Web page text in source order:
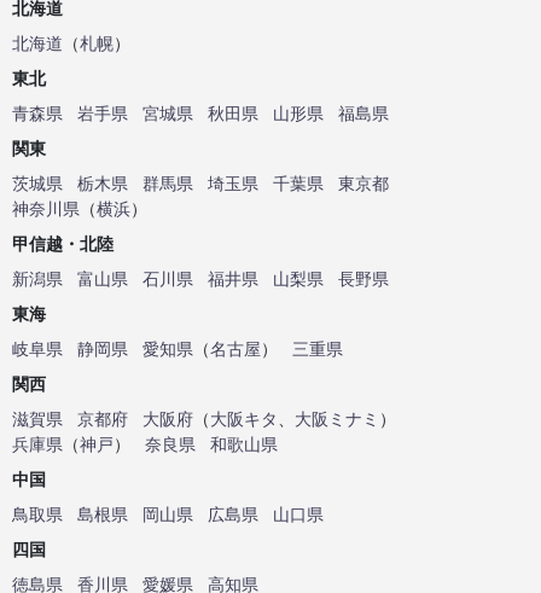
北海道
北海道 （札幌）
東北
青森県
岩手県 宮城県 秋田県 山形県
福島県
関東
茨城県
栃木県 群馬県 埼玉県 千葉県
東京都
神奈川県 （横浜）
甲信越・北陸
新潟県
富山県 石川県 福井県 山梨県
長野県
東海
岐阜県
静岡県 愛知県 （名古屋）
三重県
関西
滋賀県
京都府 大阪府 （大阪キタ 大阪ミナミ ）
兵庫県 （神戸） 奈良県
和歌山県
中国
鳥取県
島根県 岡山県 広島県
山口県
四国
徳島県
香川県 愛媛県 高知県